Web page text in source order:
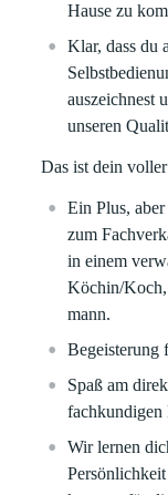
Hause zu
Klar, dass du
auszeichnest
unseren
Das ist dein
Ein Plus,
zum
in einem
Köchin/Koch,
mann.
Begeisterung
Spaß am
fachkundigen
Wir lernen